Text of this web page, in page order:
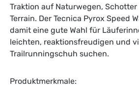
Traktion auf Naturwegen,
Terrain. Der Tecnica Pyrox Speed
damit eine gute Wahl für
leichten, reaktionsfreudigen und
Trailrunningschuh suchen.
Produktmerkmale: